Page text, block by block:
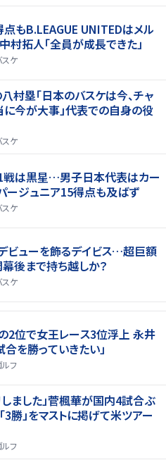
もB.LEAGUE UNITEDはメル
拓人「全員が成長できた」
スケ
村塁「日本のバスケは今、チャ
に今が大事」代表での自身の役
スケ
戦は黒星…男子日本代表はカー
ージュニア15得点も及ばず
スケ
ビューを飾るデイビス…超巨額
後まで持ち越しか？
スケ
2位で女王レース3位浮上 永井
を勝っていきたい」
ルフ
しました」菅楓華が国内4試合ぶ
3勝」をマストに掲げて米ツアー
ルフ